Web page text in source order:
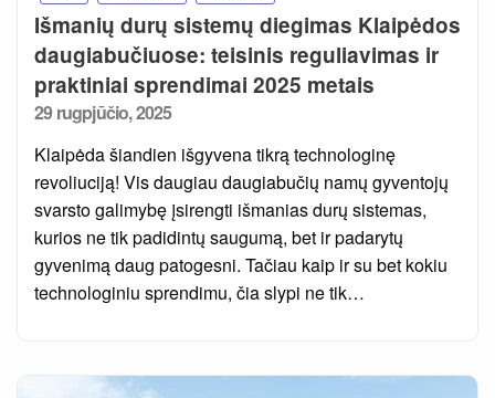
Išmanių durų sistemų diegimas Klaipėdos
daugiabučiuose: teisinis reguliavimas ir
praktiniai sprendimai 2025 metais
Posted
29 rugpjūčio, 2025
Klaipėda šiandien išgyvena tikrą technologinę
revoliuciją! Vis daugiau daugiabučių namų gyventojų
svarsto galimybę įsirengti išmanias durų sistemas,
kurios ne tik padidintų saugumą, bet ir padarytų
gyvenimą daug patogesni. Tačiau kaip ir su bet kokiu
technologiniu sprendimu, čia slypi ne tik…